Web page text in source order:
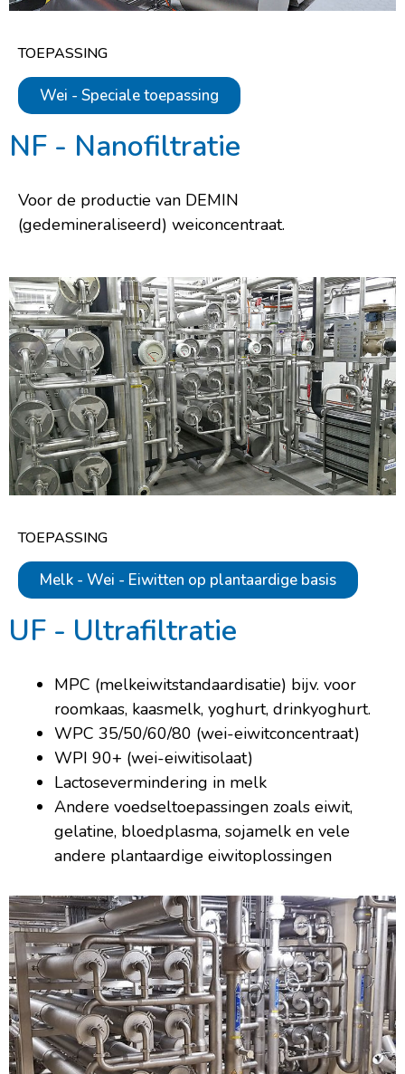
TOEPASSING
Wei - Speciale toepassing
NF - Nanofiltratie
Voor de productie van DEMIN
(gedemineraliseerd) weiconcentraat.
TOEPASSING
Melk - Wei - Eiwitten op plantaardige basis
UF - Ultrafiltratie
MPC (melkeiwitstandaardisatie) bijv. voor
roomkaas, kaasmelk, yoghurt, drinkyoghurt.
WPC 35/50/60/80 (wei-eiwitconcentraat)
WPI 90+ (wei-eiwitisolaat)
Lactosevermindering in melk
Andere voedseltoepassingen zoals eiwit,
gelatine, bloedplasma, sojamelk en vele
andere plantaardige eiwitoplossingen